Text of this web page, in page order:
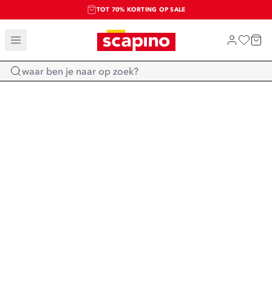
TOT 70% KORTING OP SALE
SALE: LAATSTE KANS!
SHOP NIEUW
Home